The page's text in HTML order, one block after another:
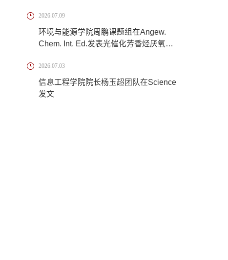
2026.07.09
环境与能源学院周鹏课题组在Angew.
Chem. Int. Ed.发表光催化芳香烃厌氧转
2026.07.03
信息工程学院院长杨玉超团队在Science
发文